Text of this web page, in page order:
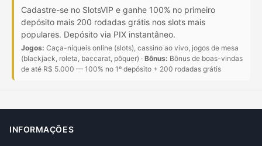
Cadastre-se no SlotsVIP e ganhe 100% no primeiro
depósito mais 200 rodadas grátis nos slots mais
populares. Depósito via PIX instantâneo.
Jogos: Caça-níqueis online (slots), cassino ao vivo, jogos de mesa
(blackjack, roleta, baccarat, pôquer) · Bônus: Bônus de boas-vindas
de até R$ 5.000 — 100% no 1º depósito + 200 rodadas grátis
INFORMAÇÕES